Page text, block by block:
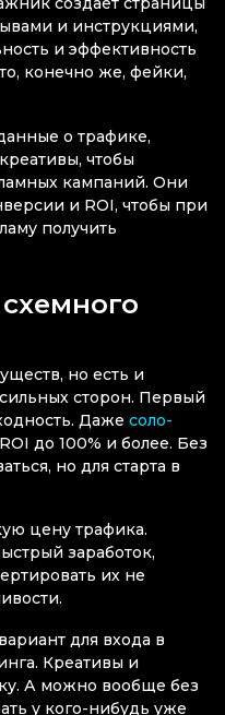
и инструкциями,
и эффективность
конечно же, фейки,
о трафике,
чтобы
кампаний. Они
и ROI, чтобы при
получить
но есть и
сторон. Первый
Даже соло-
до 100% и более. Без
но для старта в
цену трафика.
заработок,
их не
для входа в
Креативы и
А можно вообще без
у кого-нибудь уже